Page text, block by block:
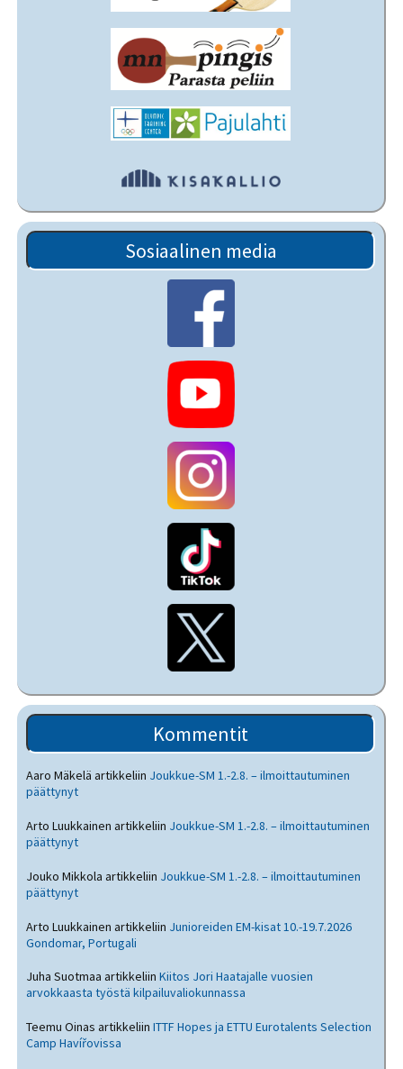
Sosiaalinen media
Kommentit
Aaro Mäkelä artikkeliin Joukkue-SM 1.-2.8. – ilmoittautuminen
päättynyt
Arto Luukkainen artikkeliin Joukkue-SM 1.-2.8. – ilmoittautuminen
päättynyt
Jouko Mikkola artikkeliin Joukkue-SM 1.-2.8. – ilmoittautuminen
päättynyt
Arto Luukkainen artikkeliin Junioreiden EM-kisat 10.-19.7.2026
Gondomar, Portugali
Juha Suotmaa artikkeliinKiitos Jori Haatajalle vuosien
arvokkaasta työstä kilpailuvaliokunnassa
Teemu Oinas artikkeliinITTF Hopes ja ETTU Eurotalents Selection
Camp Havířovissa